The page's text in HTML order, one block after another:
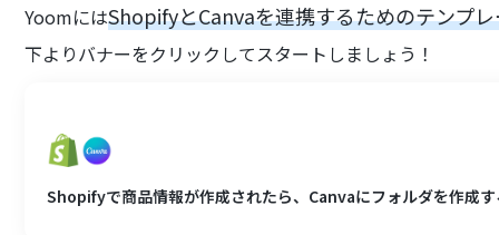
YoomにはShopifyとCanvaを連携するためのテンプ
下よりバナーをクリックしてスタートしましょう！
Shopifyで商品情報が作成されたら、Canvaにフォルダを作成